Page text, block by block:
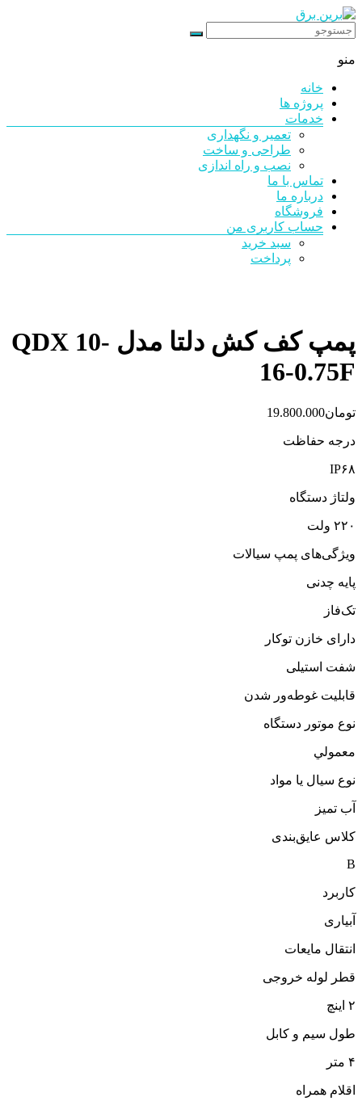
رد
شدن
محتوا
برین
برق
شرکت
فنی
مهندسی
منو
خانه
پروژه ها
خدمات
تعمیر و نگهداری
طراحی و ساخت
نصب و راه اندازی
تماس با ما
درباره ما
فروشگاه
حساب کاربری من
سبد خرید
پرداخت
پمپ کف کش دلتا مدل QDX 10-
16-0.75F
تومان19.800.000
درجه حفاظت
IP۶۸
ولتاژ دستگاه
۲۲۰ ولت
ویژگی‌های پمپ سیالات
پایه چدنی
تک‌فاز
دارای خازن توکار
شفت استیلی
قابلیت غوطه‌ور شدن
نوع موتور دستگاه
معمولي
نوع سیال یا مواد
آب تمیز
کلاس عایق‌بندی
B
کاربرد
آبیاری
انتقال مایعات
قطر لوله خروجی
۲ اینچ
طول سیم و کابل
۴ متر
اقلام همراه